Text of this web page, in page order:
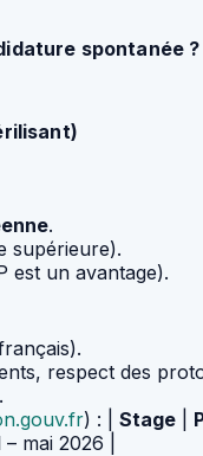
spontanée ?
.
supérieure).
est un avantage).
respect des
) : | Stage
mai 2026 |